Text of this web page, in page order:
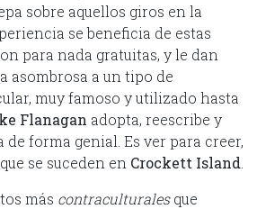
sobre aquellos giros en la
se beneficia de estas
para nada gratuitas, y le dan
asombrosa a un tipo de
muy famoso y utilizado hasta
Flanagan adopta, reescribe y
de forma genial. Es ver para creer,
se suceden en Crockett Island
más contraculturalesque